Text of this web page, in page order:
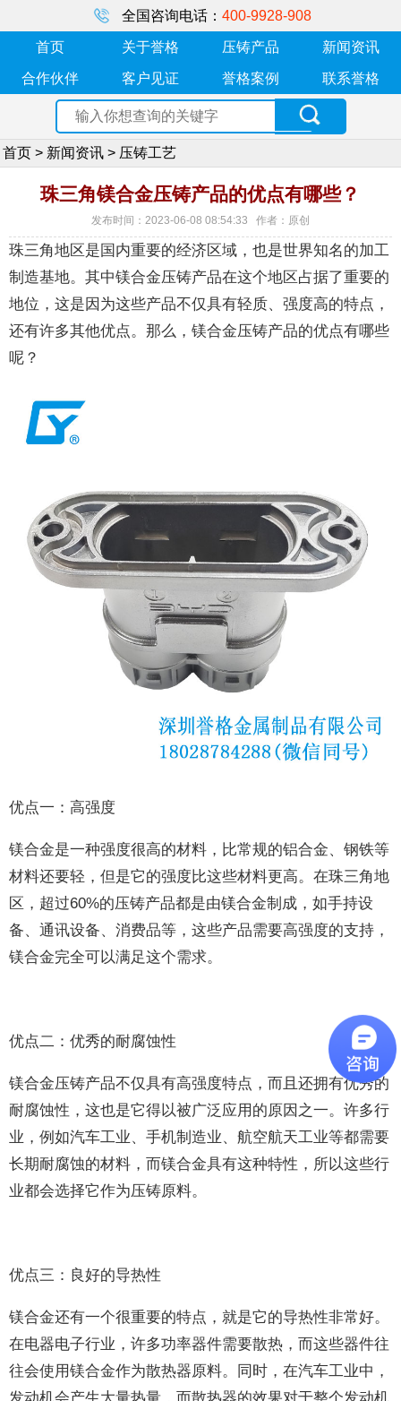
全国咨询电话： 400-9928-908
首页 关于誉格 压铸产品 新闻资讯
合作伙伴 客户见证 誉格案例 联系誉格
首页 > 新闻资讯 > 压铸工艺
珠三角镁合金压铸产品的优点有哪些？
发布时间：2023-06-08 08:54:33 作者：原创
珠三角地区是国内重要的经济区域，也是世界知名的加工
制造基地。其中镁合金压铸产品在这个地区占据了重要的
地位，这是因为这些产品不仅具有轻质、强度高的特点，
还有许多其他优点。那么，镁合金压铸产品的优点有哪些
呢？
优点一：高强度
镁合金是一种强度很高的材料，比常规的铝合金、钢铁等
材料还要轻，但是它的强度比这些材料更高。在珠三角地
区，超过60%的压铸产品都是由镁合金制成，如手持设
备、通讯设备、消费品等，这些产品需要高强度的支持，
镁合金完全可以满足这个需求。
优点二：优秀的耐腐蚀性
镁合金压铸产品不仅具有高强度特点，而且还拥有优秀的
耐腐蚀性，这也是它得以被广泛应用的原因之一。许多行
业，例如汽车工业、手机制造业、航空航天工业等都需要
长期耐腐蚀的材料，而镁合金具有这种特性，所以这些行
业都会选择它作为压铸原料。
优点三：良好的导热性
镁合金还有一个很重要的特点，就是它的导热性非常好。
在电器电子行业，许多功率器件需要散热，而这些器件往
往会使用镁合金作为散热器原料。同时，在汽车工业中，
发动机会产生大量热量，而散热器的效果对于整个发动机